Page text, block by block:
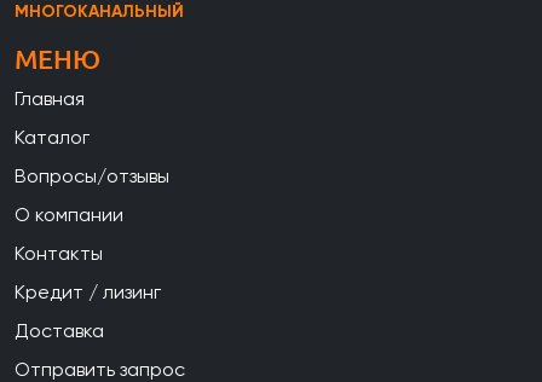
МНОГОКАНАЛЬНЫЙ
МЕНЮ
Главная
Каталог
Вопросы/отзывы
О компании
Контакты
Кредит / лизинг
Доставка
Отправить запрос